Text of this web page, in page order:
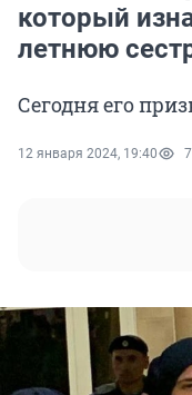
который
летнюю
Сегодня его
12 января 2024, 19:40